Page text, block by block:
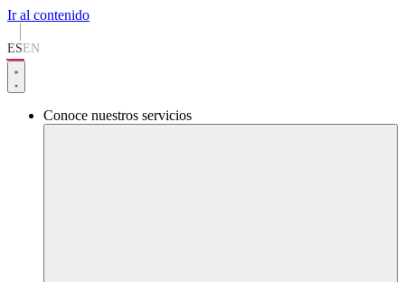
Ir al contenido
ESEN
Conoce nuestros servicios